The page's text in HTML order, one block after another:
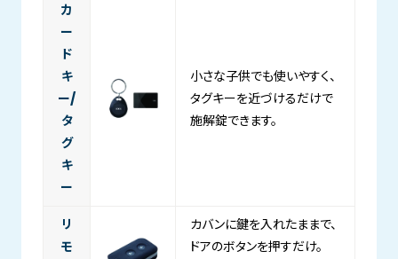
カ
ー
ド
キ
ー/
タ
グ
キ
ー
小さな子供でも使いやすく、
タグキーを近づけるだけで
施解錠できます。
リ
モ
カバンに鍵を入れたままで、
ドアのボタンを押すだけ。